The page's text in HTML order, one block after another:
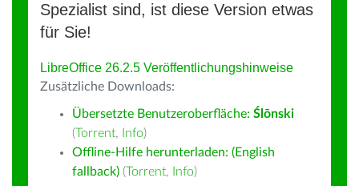
Spezialist sind, ist diese Version etwas
für Sie!
LibreOffice 26.2.5 Veröffentlichungshinweise
Zusätzliche Downloads:
Übersetzte Benutzeroberfläche: Ślōnski
(Torrent, Info)
Offline-Hilfe herunterladen: (English
fallback) (Torrent, Info)